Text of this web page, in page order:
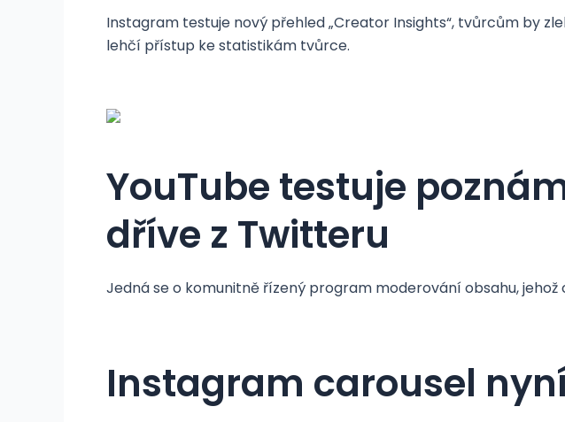
Instagram testuje nový přehled „Creator Insights“, tvůrcům by
lehčí přístup ke statistikám tvůrce.
YouTube testuje
dříve z Twitteru
Jedná se o komunitně řízený program moderování obsahu,
Instagram carousel